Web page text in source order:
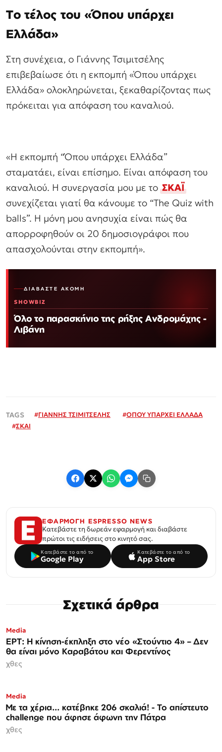
Το τέλος του «Όπου υπάρχει
Ελλάδα»
Στη συνέχεια, ο Γιάννης Τσιμιτσέλης
επιβεβαίωσε ότι η εκπομπή «Όπου υπάρχει
Ελλάδα» ολοκληρώνεται, ξεκαθαρίζοντας πως
πρόκειται για απόφαση του καναλιού.
«Η εκπομπή “Όπου υπάρχει Ελλάδα”
σταματάει, είναι επίσημο. Είναι απόφαση του
καναλιού. Η συνεργασία μου με τοΣΚΑΪ
συνεχίζεται γιατί θα κάνουμε το “The Quiz with
balls”. Η μόνη μου ανησυχία είναι πώς θα
απορροφηθούν οι 20 δημοσιογράφοι που
απασχολούνται στην εκπομπή».
ΔΙΑΒΆΣΤΕ ΑΚΌΜΗ
SHOWBIZ
Όλο το παρασκήνιο της ρήξης Ανδρομάχης -
Λιβάνη
#ΓΙΑΝΝΗΣ ΤΣΙΜΙΤΣΕΛΗΣ #ΟΠΟΥ ΥΠΑΡΧΕΙ ΕΛΛΑΔΑ
#ΣΚΑΙ
ΕΦΑΡΜΟΓΗ ESPRESSO NEWS
Κατεβάστε τη δωρεάν εφαρμογή και διαβάστε
πρώτοι τις ειδήσεις στο κινητό σας.
Κατεβάστε το από το
Google Play
Κατεβάστε το από το
App Store
Σχετικά άρθρα
Media
ΕΡΤ: Η κίνηση-έκπληξη στο νέο «Στούντιο 4» – Δεν
θα είναι μόνο Καραβάτου και Φερεντίνος
χθες
Media
Με τα χέρια... κατέβηκε 206 σκαλιά! - Το απίστευτο
challenge που άφησε άφωνη την Πάτρα
χθες